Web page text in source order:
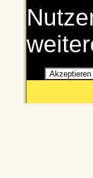
Akzeptieren